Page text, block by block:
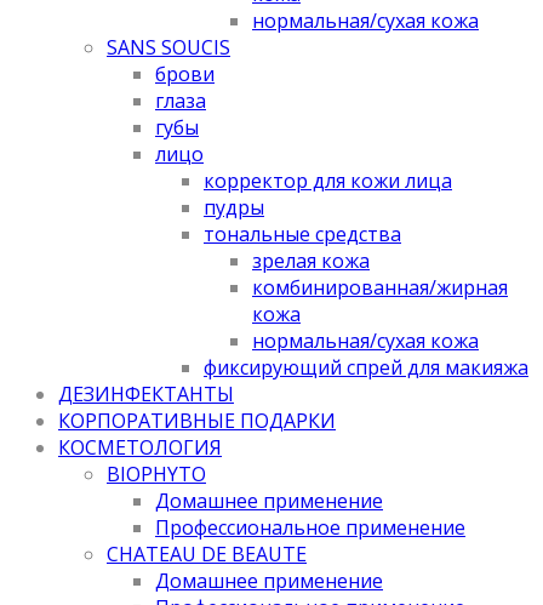
нормальная/cухая кожа
SANS SOUCIS
брови
глаза
губы
лицо
корректор для кожи лица
пудры
тональные средства
зрелая кожа
комбинированная/жирная
кожа
нормальная/cухая кожа
фиксирующий спрей для макияжа
ДЕЗИНФЕКТАНТЫ
КОРПОРАТИВНЫЕ ПОДАРКИ
КОСМЕТОЛОГИЯ
BIOPHYTO
Домашнее применение
Профессиональное применение
CHATEAU DE BEAUTE
Домашнее применение